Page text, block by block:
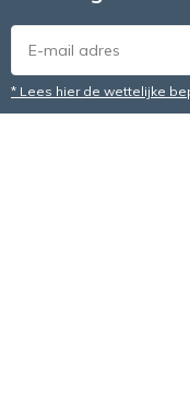
* Lees hier de wettelijke